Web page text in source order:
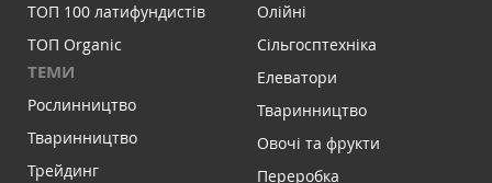
ТОП 100 латифундистів
ТОП Organic
ТЕМИ
Рослинництво
Тваринництво
Трейдинг
Олійні
Сільгосптехніка
Елеватори
Тваринництво
Овочі та фрукти
Переробка